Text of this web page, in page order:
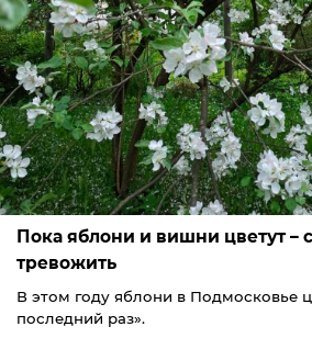
Пока яблони и вишни цветут –
тревожить
В этом году яблони в Подмосковье
последний раз».